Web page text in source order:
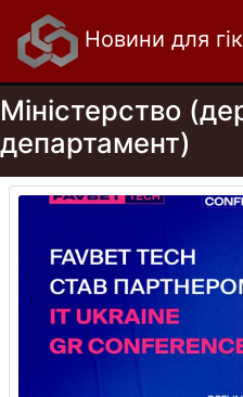
Новини для
Міністерство
департамент)